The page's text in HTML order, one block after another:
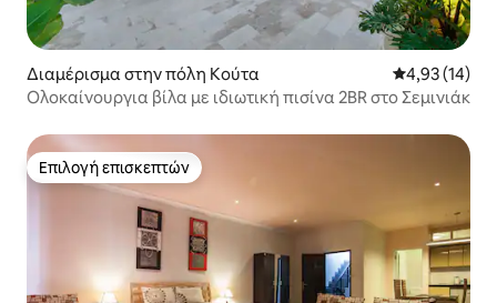
Διαμέρισμα στην πόλη Κούτα Μέση
4,93 (14)
Ολοκαίνουργια βίλα με ιδιωτική πισίνα 2BR στο Σεμινιάκ
Επιλογή επισκεπτών
Επιλογή επισκεπτών